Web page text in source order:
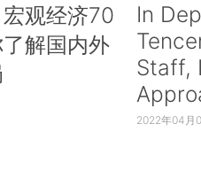
观经济70
解国内外
In
Staff,
2022年04月